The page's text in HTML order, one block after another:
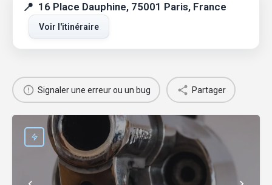
16 Place Dauphine, 75001 Paris, France
Voir l'itinéraire
Signaler une erreur ou un bug Partager